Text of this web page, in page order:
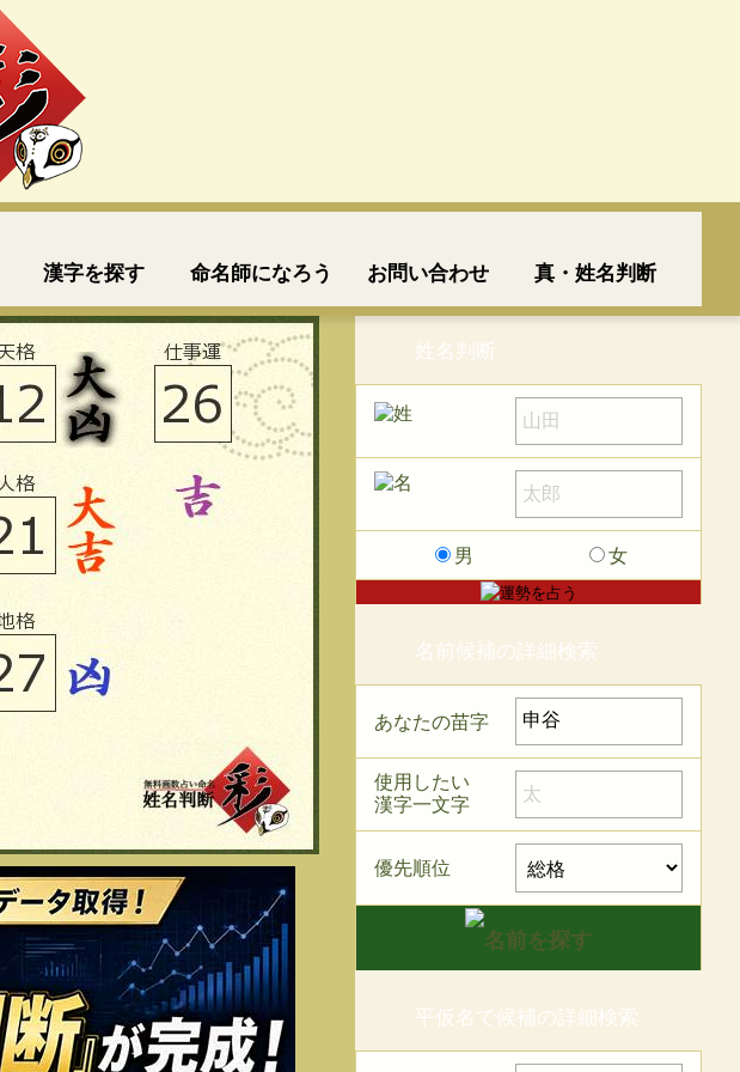
漢字を探す 命名師になろう お問い合わせ 真・姓名判断
姓名判断
男 女
名前候補の詳細検索
あなたの苗字
使用したい
漢字一文字
優先順位
平仮名で候補の詳細検索